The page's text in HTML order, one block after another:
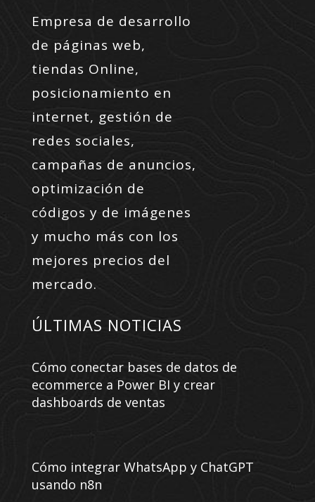
Empresa de desarrollo
de páginas web,
tiendas Online,
posicionamiento en
internet, gestión de
redes sociales,
campañas de anuncios,
optimización de
códigos y de imágenes
y mucho más con los
mejores precios del
mercado.
ÚLTIMAS NOTICIAS
Cómo conectar bases de datos de
ecommerce a Power BI y crear
dashboards de ventas
Cómo integrar WhatsApp y ChatGPT
usando n8n